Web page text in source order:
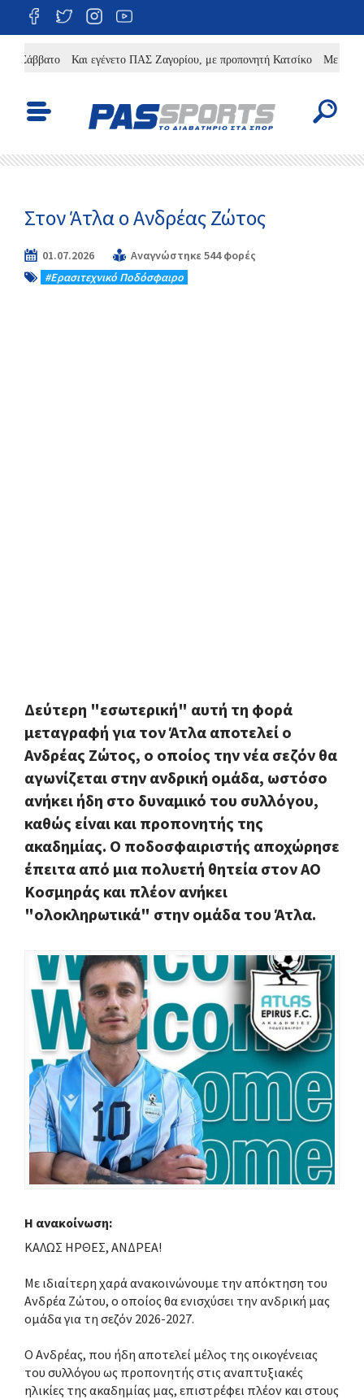
Και εγένετο ΠΑΣ Ζαγορίου, με προπονητή Κατσίκο Με
Στον Άτλα ο Ανδρέας Ζώτος
01.07.2026
Αναγνώστηκε 544 φορές
#Eρασιτεχνικό Ποδόσφαιρο
Δεύτερη "εσωτερική" αυτή τη φορά
μεταγραφή για τον Άτλα αποτελεί ο
Ανδρέας Ζώτος, ο οποίος την νέα σεζόν θα
αγωνίζεται στην ανδρική ομάδα, ωστόσο
ανήκει ήδη στο δυναμικό του συλλόγου,
καθώς είναι και προπονητής της
ακαδημίας. Ο ποδοσφαιριστής αποχώρησε
έπειτα από μια πολυετή θητεία στον ΑΟ
Κοσμηράς και πλέον ανήκει
"ολοκληρωτικά" στην ομάδα του Άτλα.
Η ανακοίνωση:
KΑΛΩΣ ΗΡΘΕΣ, ΑΝΔΡΕΑ!
Με ιδιαίτερη χαρά ανακοινώνουμε την απόκτηση του
Ανδρέα Ζώτου, ο οποίος θα ενισχύσει την ανδρική μας
ομάδα για τη σεζόν 2026-2027.
Ο Ανδρέας, που ήδη αποτελεί μέλος της οικογένειας
του συλλόγου ως προπονητής στις αναπτυξιακές
ηλικίες της ακαδημίας μας, επιστρέφει πλέον και στους